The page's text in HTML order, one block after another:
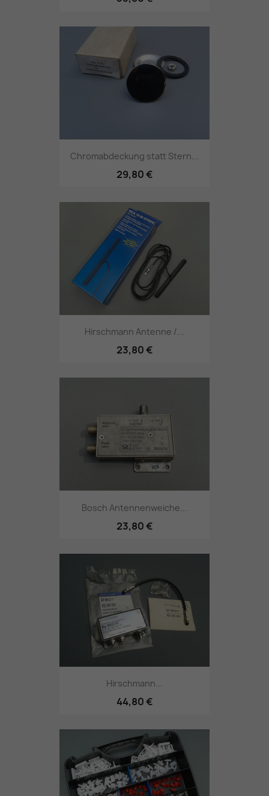
Chromabdeckung statt Stern...
29,80 €
Hirschmann Antenne /...
23,80 €
Bosch Antennenweiche...
23,80 €
Hirschmann...
44,80 €